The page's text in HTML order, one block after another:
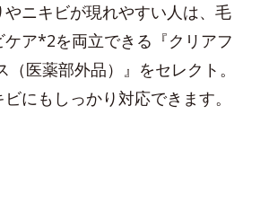
ニキビが現れやすい人は、毛
ア*2を両立できる『クリアフ
医薬部外品）』をセレクト。
にもしっかり対応できます。